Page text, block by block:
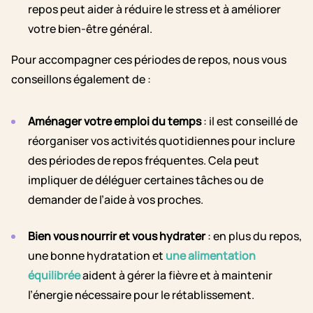
repos peut aider à réduire le stress et à améliorer
votre bien-être général.
Pour accompagner ces périodes de repos, nous vous
conseillons également de :
Aménager votre emploi du temps: il est conseillé de
réorganiser vos activités quotidiennes pour inclure
des périodes de repos fréquentes. Cela peut
impliquer de déléguer certaines tâches ou de
demander de l’aide à vos proches.
Bien vous nourrir et vous hydrater: en plus du repos,
une bonne hydratation et une alimentation
équilibréeaident à gérer la fièvre et à maintenir
l’énergie nécessaire pour le rétablissement.